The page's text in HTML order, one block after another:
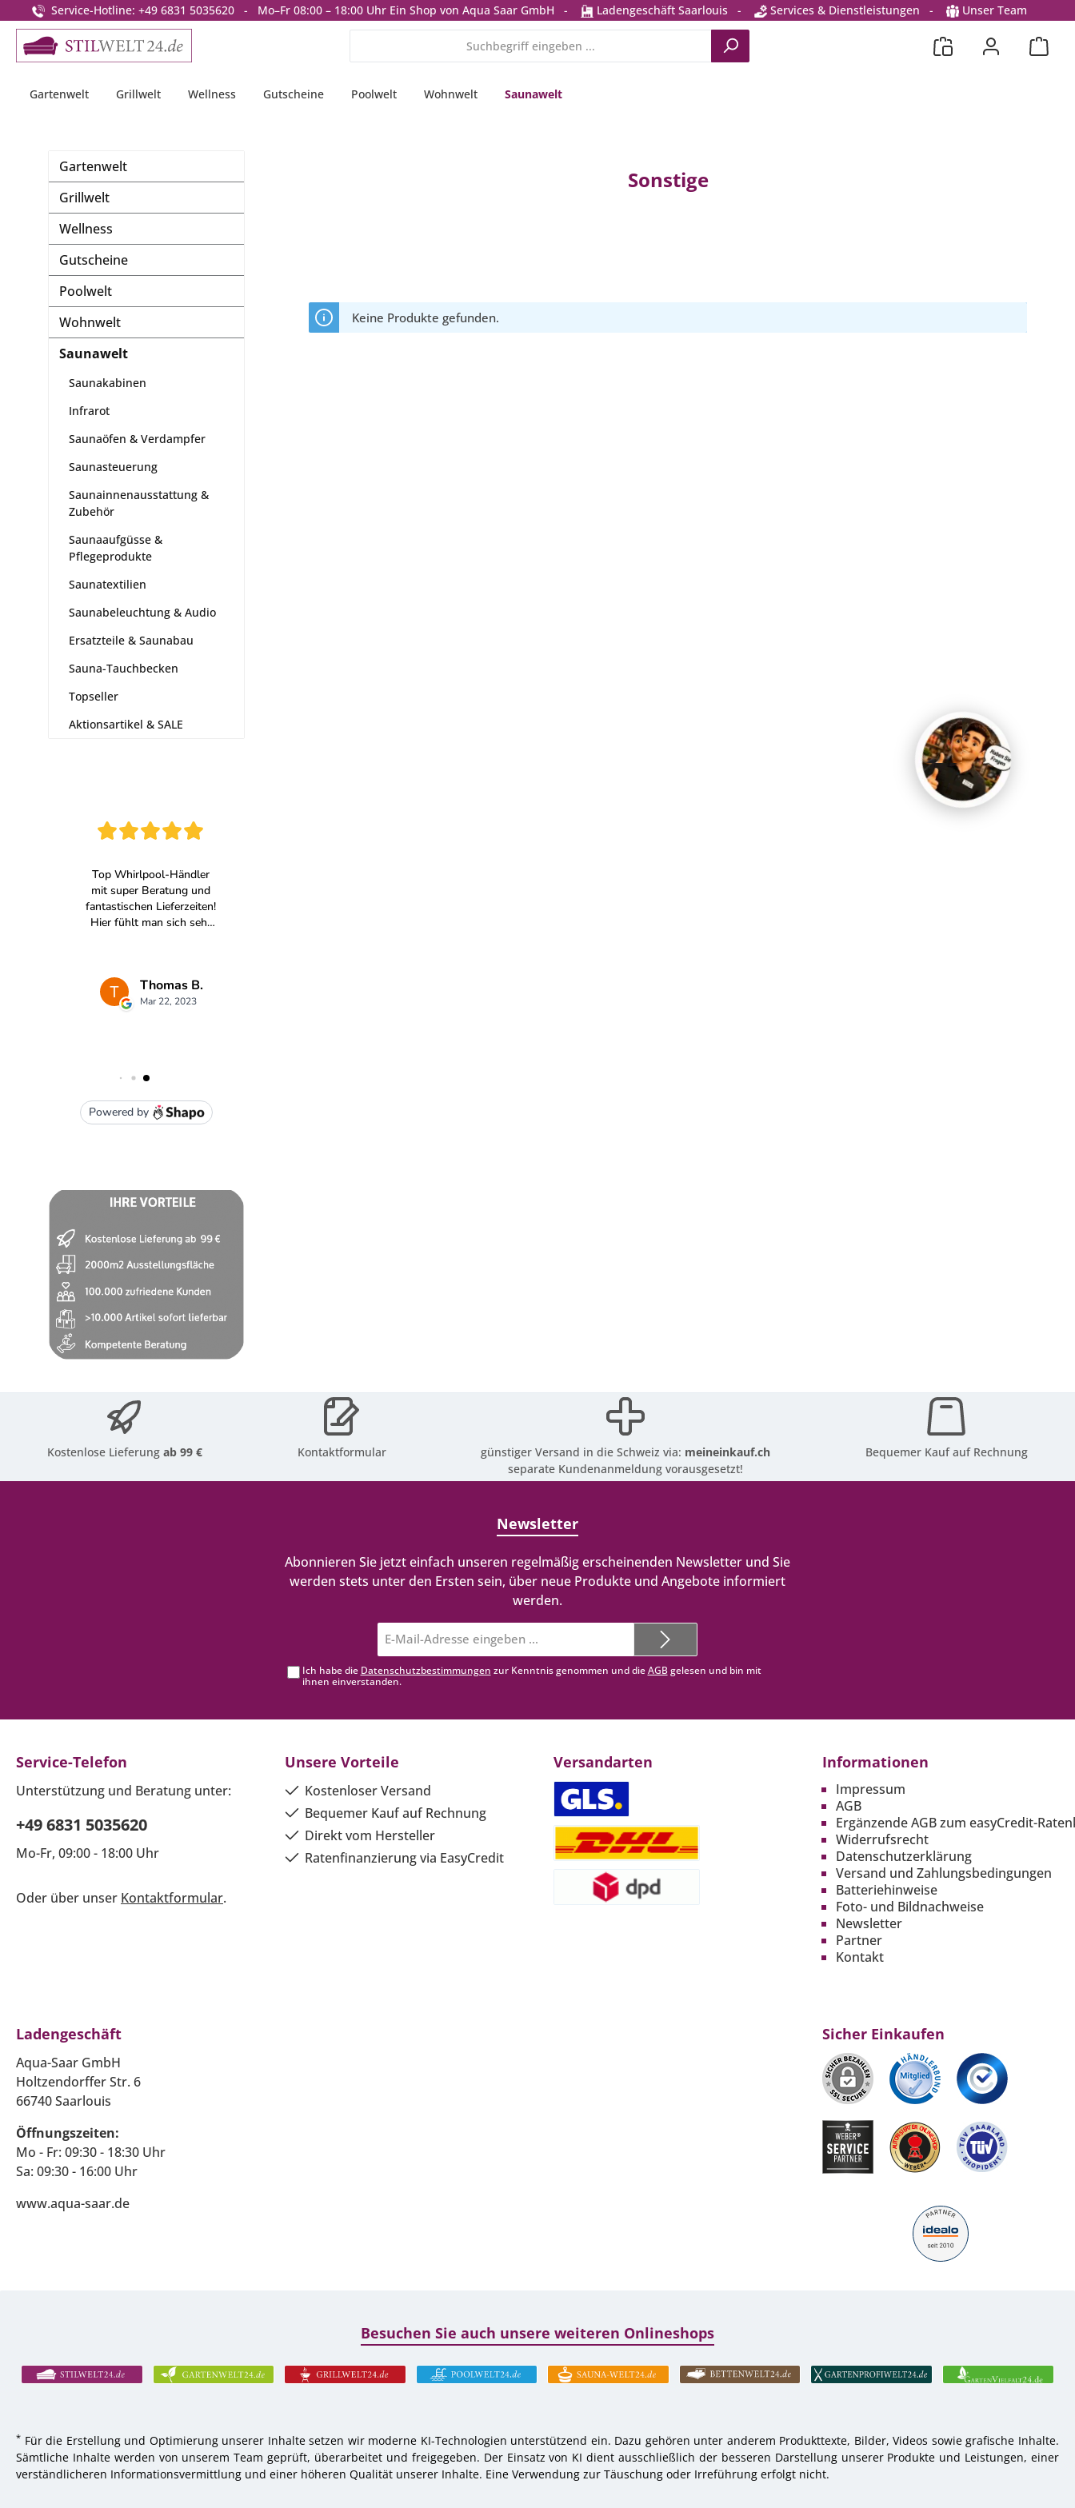
Zur Hauptnavigation springen
Service-Hotline: +49 6831 5035620 - Mo–Fr 08:00 – 18:00 Uhr Ein Shop von Aqua Saar GmbH - Ladengeschäft Saarlouis - Services & Dienstleistungen - Unser Team
Gartenwelt Grillwelt Wellness Gutscheine Poolwelt Wohnwelt Saunawelt
Gartenwelt
Grillwelt
Wellness
Gutscheine
Poolwelt
Wohnwelt
Saunawelt
Saunakabinen
Infrarot
Saunaöfen & Verdampfer
Saunasteuerung
Saunainnenausstattung &
Zubehör
Saunaaufgüsse &
Pflegeprodukte
Saunatextilien
Saunabeleuchtung & Audio
Ersatzteile & Saunabau
Sauna-Tauchbecken
Topseller
Aktionsartikel & SALE
Sonstige
Keine Produkte gefunden.
Kostenlose Lieferungab 99 € Kontaktformular günstiger Versand in die Schweiz via: meineinkauf.ch
separate Kundenanmeldung vorausgesetzt!
Bequemer Kauf auf Rechnung
Newsletter
Abonnieren Sie jetzt einfach unseren regelmäßig erscheinenden Newsletter und Sie
werden stets unter den Ersten sein, über neue Produkte und Angebote informiert
werden.
Mail-
Adresse*
Ich habe die Datenschutzbestimmungen zur Kenntnis genommen und dieAGBgelesen und bin mit
ihnen einverstanden.
Service-Telefon
Unterstützung und Beratung unter:
+49 6831 5035620
Mo-Fr, 09:00 - 18:00 Uhr
Oder über unser Kontaktformular.
Unsere Vorteile
Kostenloser Versand
Bequemer Kauf auf Rechnung
Direkt vom Hersteller
Ratenfinanzierung via EasyCredit
Versandarten Informationen
Impressum
AGB
Ergänzende AGB zum easyCredit-
Widerrufsrecht
Datenschutzerklärung
Versand und Zahlungsbedingungen
Batteriehinweise
Foto- und Bildnachweise
Newsletter
Partner
Kontakt
Ladengeschäft
Aqua-Saar GmbH
Holtzendorffer Str. 6
66740 Saarlouis
Öffnungszeiten:
Mo - Fr: 09:30 - 18:30 Uhr
Sa: 09:30 - 16:00 Uhr
www.aqua-saar.de
Sicher Einkaufen
Besuchen Sie auch unsere weiteren Onlineshops
* Für die Erstellung und Optimierung unserer Inhalte setzen wir moderne KI-Technologien unterstützend ein. Dazu gehören unter anderem Produkttexte, Bilder, Videos sowie grafische Inhalte.
Sämtliche Inhalte werden von unserem Team geprüft, überarbeitet und freigegeben. Der Einsatz von KI dient ausschließlich der besseren Darstellung unserer Produkte und Leistungen, einer
verständlicheren Informationsvermittlung und einer höheren Qualität unserer Inhalte. Eine Verwendung zur Täuschung oder Irreführung erfolgt nicht.